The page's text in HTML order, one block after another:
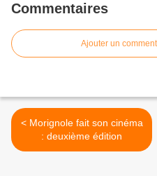
Commentaires
Ajouter un
< Morignole fait son cinéma
: deuxième édition